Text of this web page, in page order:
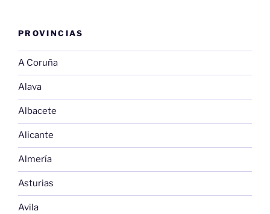
PROVINCIAS
A Coruña
Alava
Albacete
Alicante
Almería
Asturias
Avila